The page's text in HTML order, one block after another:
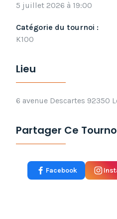
5 juillet 2026 à 19:00
Catégorie du tournoi :
K100
Lieu
6 avenue Descartes 92350
Partager Ce
Facebook